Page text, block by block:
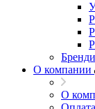
О компании
О